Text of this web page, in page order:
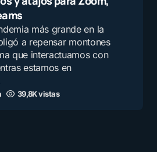
más grande en la
a repensar montones
que interactuamos con
estamos en
39,8K vistas